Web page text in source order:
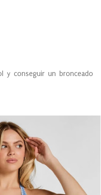
y conseguir un bronceado